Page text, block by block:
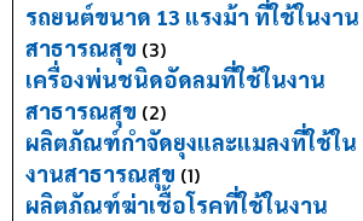
รถยนต์ขนาด 13 แรงม้า ที่ใช้ในงาน
สาธารณสุข (3)
เครื่องพ่นชนิดอัดลมที่ใช้ในงาน
สาธารณสุข (2)
ผลิตภัณฑ์กำจัดยุงและแมลงที่ใช้ใน
งานสาธารณสุข (1)
ผลิตภัณฑ์ฆ่าเชื้อโรคที่ใช้ในงาน